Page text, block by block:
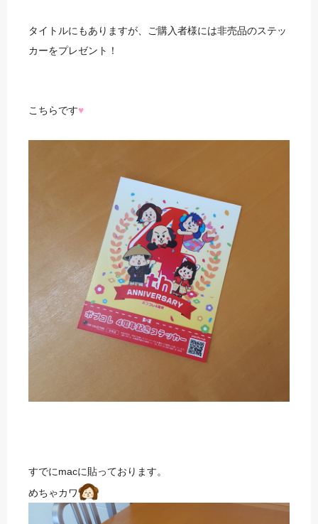
タイトルにもありますが、ご購入者様には非売品のステッ
カーをプレゼント！
こちらです♥
すでにmacに貼っております。
めちゃカワ